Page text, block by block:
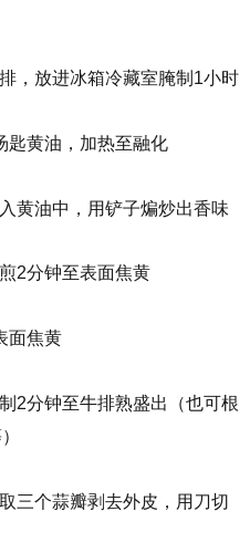
，放进冰箱冷藏室腌制1小时
匙黄油，加热至融化
黄油中，用铲子煸炒出香味
2分钟至表面焦黄
面焦黄
2分钟至牛排熟盛出（也可根
三个蒜瓣剥去外皮，用刀切